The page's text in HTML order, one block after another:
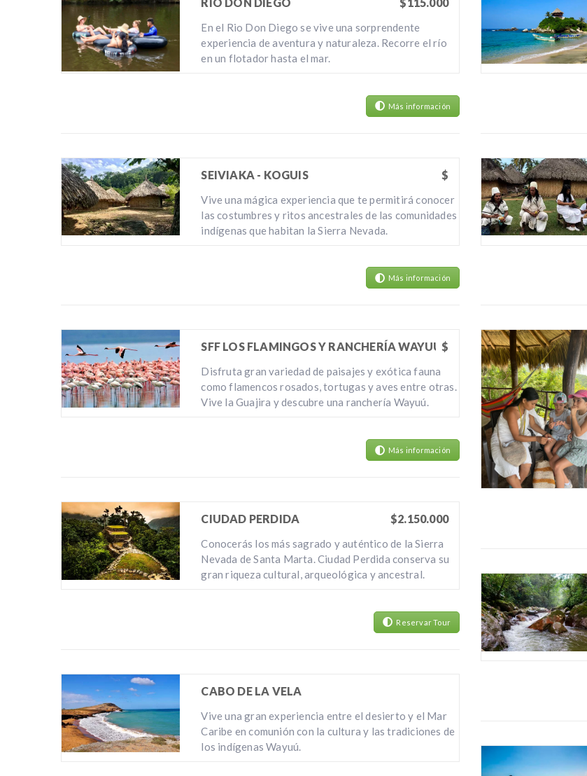
En el Rio Don Diego se vive una sorprendente
experiencia de aventura y naturaleza. Recorre el río
en un flotador hasta el mar.
Más información
SEIVIAKA - KOGUIS $
Vive una mágica experiencia que te permitirá conocer
las costumbres y ritos ancestrales de las comunidades
indígenas que habitan la Sierra Nevada.
Más información
SFF LOS FLAMINGOS Y RANCHERÍA WAYUÚ$
Disfruta gran variedad de paisajes y exótica fauna
como flamencos rosados, tortugas y aves entre otras.
Vive la Guajira y descubre una ranchería Wayuú.
Más información
CIUDAD PERDIDA $2.150.000
Conocerás los más sagrado y auténtico de la Sierra
Nevada de Santa Marta. Ciudad Perdida conserva su
gran riqueza cultural, arqueológica y ancestral.
Reservar Tour
CABO DE LA VELA
Vive una gran experiencia entre el desierto y el Mar
Caribe en comunión con la cultura y las tradiciones de
los indígenas Wayuú.